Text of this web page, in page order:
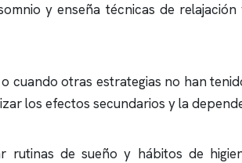
y enseña técnicas de relajación
cuando otras estrategias no han
los efectos secundarios y la
rutinas de sueño y hábitos de